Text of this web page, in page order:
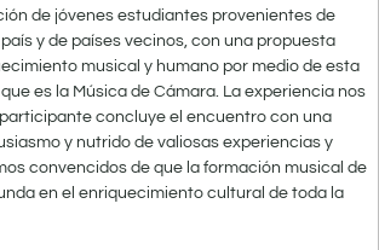
de jóvenes estudiantes provenientes de
y de países vecinos, con una propuesta
musical y humano por medio de esta
es la Música de Cámara. La experiencia nos
concluye el encuentro con una
y nutrido de valiosas experiencias y
convencidos de que la formación musical de
en el enriquecimiento cultural de toda la